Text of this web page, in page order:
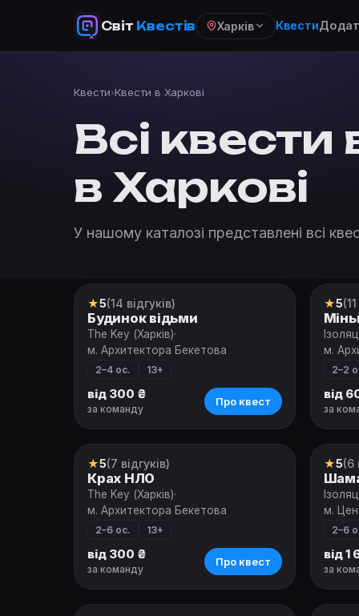
Світ Квестів Харків Квести
Квести›Квести в Харкові
Всі квести
в Харкові
У нашому каталозі представлені всі
Квест
★5(14 відгуків)
Будинок відьми
The Key (Харків)·
м. Архитектора Бекетова
2–4 ос. 13+
від 300 ₴
за команду
Про квест
★5
м.
2–2
від
за
Квест
★5(7 відгуків)
Крах НЛО
The Key (Харків)·
м. Архитектора Бекетова
2–6 ос. 13+
від 300 ₴
за команду
Про квест
★5(6
м.
2–6
від 1
за